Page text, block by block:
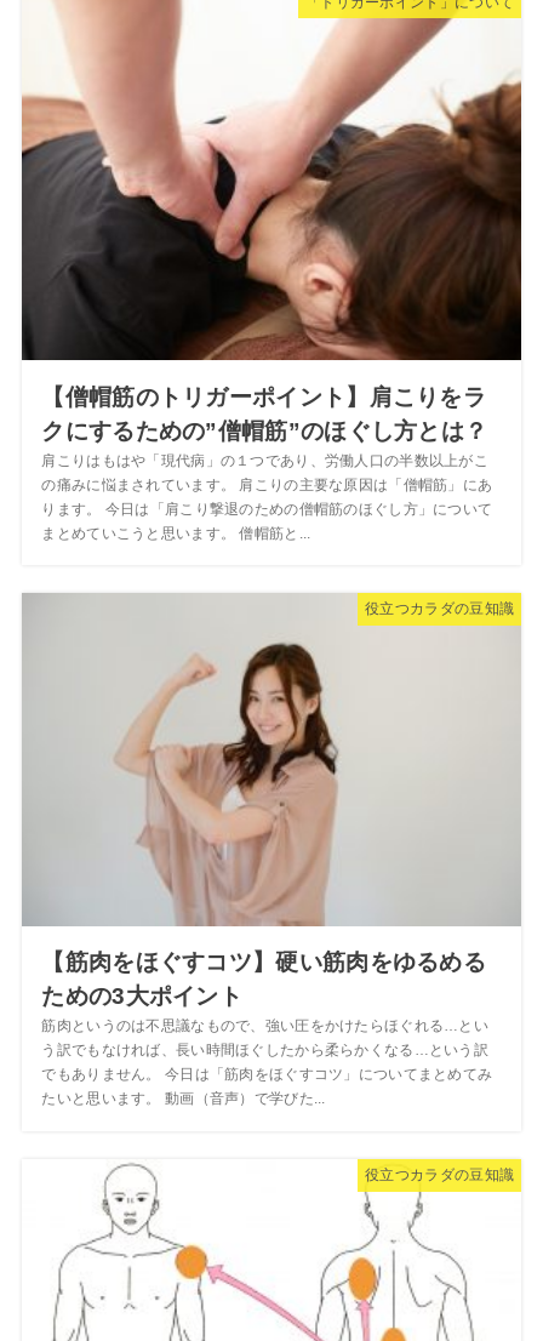
【僧帽筋のトリガーポイント】肩こりをラ
クにするための”僧帽筋”のほぐし方とは？
肩こりはもはや「現代病」の１つであり、労働人口の半数以上がこ
の痛みに悩まされています。 肩こりの主要な原因は「僧帽筋」にあ
ります。 今日は「肩こり撃退のための僧帽筋のほぐし方」について
まとめていこうと思います。 僧帽筋と...
役立つカラダの豆知識
【筋肉をほぐすコツ】硬い筋肉をゆるめる
ための3大ポイント
筋肉というのは不思議なもので、強い圧をかけたらほぐれる…とい
う訳でもなければ、長い時間ほぐしたから柔らかくなる…という訳
でもありません。 今日は「筋肉をほぐすコツ」についてまとめてみ
たいと思います。 動画（音声）で学びた...
役立つカラダの豆知識